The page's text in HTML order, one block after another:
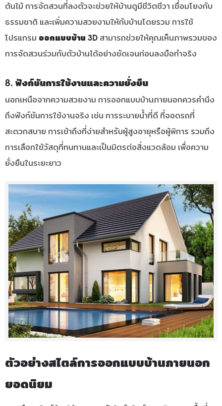
ต้นไม้ การจัดสวนที่ลงตัวจะช่วยให้บ้านดูมีชีวิตชีวา เชื่อมโยงกับ
ธรรมชาติ และเพิ่มความสวยงามให้กับบ้านโดยรวม การใช้
โปรแกรม ออกแบบบ้าน 3D สามารถช่วยให้คุณเห็นภาพรวมของ
การจัดสวนร่วมกับตัวบ้านได้อย่างชัดเจนก่อนลงมือทำจริง
8. ฟังก์ชันการใช้งานและความยั่งยืน
นอกเหนือจากความสวยงาม การออกแบบบ้านภายนอกควรคำนึง
ถึงฟังก์ชันการใช้งานจริง เช่น การระบายน้ำที่ดี ที่จอดรถที่
สะดวกสบาย การเข้าถึงที่ง่ายสำหรับผู้สูงอายุหรือผู้พิการ รวมถึง
การเลือกใช้วัสดุที่ทนทานและเป็นมิตรต่อสิ่งแวดล้อม เพื่อความ
ยั่งยืนในระยะยาว
ตัวอย่างสไตล์การออกแบบบ้านภายนอก
ยอดนิยม